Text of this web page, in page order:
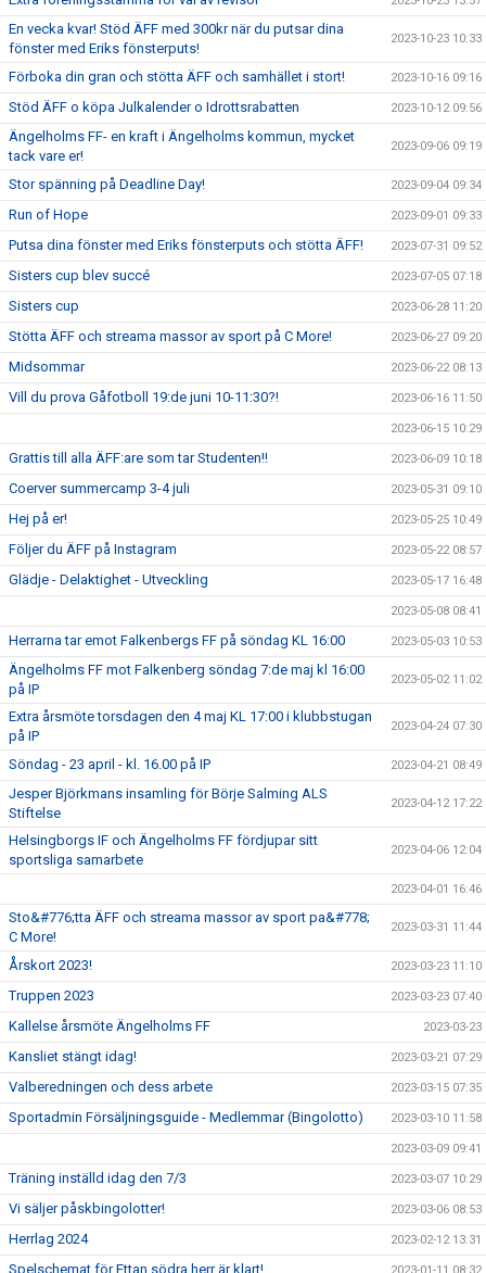
En vecka kvar! Stöd ÄFF med 300kr när du putsar dina
fönster med Eriks fönsterputs!
2023-10-23 10:33
Förboka din gran och stötta ÄFF och samhället i stort! 2023-10-16 09:16
Stöd ÄFF o köpa Julkalender o Idrottsrabatten 2023-10-12 09:56
Ängelholms FF- en kraft i Ängelholms kommun, mycket
tack vare er!
2023-09-06 09:19
Stor spänning på Deadline Day! 2023-09-04 09:34
Run of Hope 2023-09-01 09:33
Putsa dina fönster med Eriks fönsterputs och stötta ÄFF! 2023-07-31 09:52
Sisters cup blev succé 2023-07-05 07:18
Sisters cup 2023-06-28 11:20
Stötta ÄFF och streama massor av sport på C More! 2023-06-27 09:20
Midsommar 2023-06-22 08:13
Vill du prova Gåfotboll 19:de juni 10-11:30?! 2023-06-16 11:50
2023-06-15 10:29
Grattis till alla ÄFF:are som tar Studenten!! 2023-06-09 10:18
Coerver summercamp 3-4 juli 2023-05-31 09:10
Hej på er! 2023-05-25 10:49
Följer du ÄFF på Instagram 2023-05-22 08:57
Glädje - Delaktighet - Utveckling 2023-05-17 16:48
2023-05-08 08:41
Herrarna tar emot Falkenbergs FF på söndag KL 16:00 2023-05-03 10:53
Ängelholms FF mot Falkenberg söndag 7:de maj kl 16:00
på IP
2023-05-02 11:02
Extra årsmöte torsdagen den 4 maj KL 17:00 i klubbstugan
på IP
2023-04-24 07:30
Söndag - 23 april - kl. 16.00 på IP 2023-04-21 08:49
Jesper Björkmans insamling för Börje Salming ALS
Stiftelse
2023-04-12 17:22
Helsingborgs IF och Ängelholms FF fördjupar sitt
sportsliga samarbete
2023-04-06 12:04
2023-04-01 16:46
Sto&#776;tta ÄFF och streama massor av sport pa&#778;
C More!
2023-03-31 11:44
Årskort 2023! 2023-03-23 11:10
Truppen 2023 2023-03-23 07:40
Kallelse årsmöte Ängelholms FF 2023-03-23
Kansliet stängt idag! 2023-03-21 07:29
Valberedningen och dess arbete 2023-03-15 07:35
Sportadmin Försäljningsguide - Medlemmar (Bingolotto) 2023-03-10 11:58
2023-03-09 09:41
Träning inställd idag den 7/3 2023-03-07 10:29
Vi säljer påskbingolotter! 2023-03-06 08:53
Herrlag 2024 2023-02-12 13:31
Spelschemat för Ettan södra herr är klart! 2023-01-11 08:32